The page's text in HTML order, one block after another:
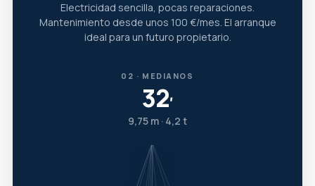
Electricidad sencilla, pocas reparaciones.
Mantenimiento desde unos 100 €/mes. El arranque
ideal para un futuro propietario.
02 · MEDIANOS
32′
9,75 m · 4,2 t